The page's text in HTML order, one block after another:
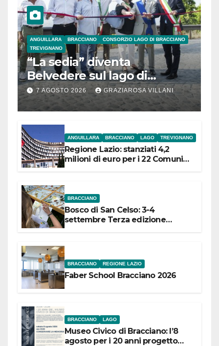
ANGUILLARA BRACCIANO
CONSORZIO LAGO DI BRACCIANO
TREVIGNANO
“La sedia” diventa
Belvedere sul lago di
Bracciano: ieri
l’inaugurazione
7 AGOSTO 2026 GRAZIAROSA VILLANI
ANGUILLARA BRACCIANO LAGO TREVIGNANO
Regione Lazio: stanziati 4,2
milioni di euro per i 22 Comuni
BRACCIANO
Bosco di San Celso: 3-4
settembre Terza edizione
BRACCIANO REGIONE LAZIO
Faber School Bracciano 2026
BRACCIANO LAGO
Museo Civico di Bracciano: l’8
agosto per i 20 anni progetto